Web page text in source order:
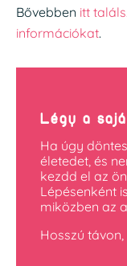
Bővebben itt
információkat.
Légy a
Ha úgy
életedet, és
kezdd el az
Lépésenként
miközben az
Hosszú